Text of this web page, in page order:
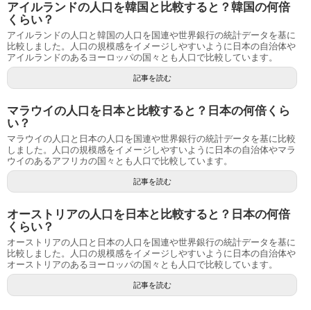
アイルランドの人口を韓国と比較すると？韓国の何倍
くらい？
アイルランドの人口と韓国の人口を国連や世界銀行の統計データを基に
比較しました。人口の規模感をイメージしやすいように日本の自治体や
アイルランドのあるヨーロッパの国々とも人口で比較しています。
記事を読む
マラウイの人口を日本と比較すると？日本の何倍くら
い？
マラウイの人口と日本の人口を国連や世界銀行の統計データを基に比較
しました。人口の規模感をイメージしやすいように日本の自治体やマラ
ウイのあるアフリカの国々とも人口で比較しています。
記事を読む
オーストリアの人口を日本と比較すると？日本の何倍
くらい？
オーストリアの人口と日本の人口を国連や世界銀行の統計データを基に
比較しました。人口の規模感をイメージしやすいように日本の自治体や
オーストリアのあるヨーロッパの国々とも人口で比較しています。
記事を読む